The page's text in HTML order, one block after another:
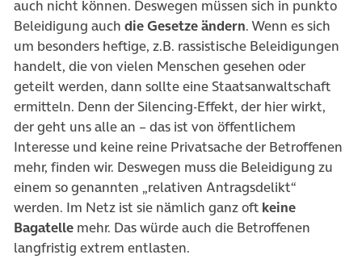
auch nicht können. Deswegen müssen sich in punkto
Beleidigung auch die Gesetze ändern. Wenn es sich
um besonders heftige, z.B. rassistische Beleidigungen
handelt, die von vielen Menschen gesehen oder
geteilt werden, dann sollte eine Staatsanwaltschaft
ermitteln. Denn der Silencing-Effekt, der hier wirkt,
der geht uns alle an – das ist von öffentlichem
Interesse und keine reine Privatsache der Betroffenen
mehr, finden wir. Deswegen muss die Beleidigung zu
einem so genannten „relativen Antragsdelikt“
werden. Im Netz ist sie nämlich ganz oft keine
Bagatelle mehr. Das würde auch die Betroffenen
langfristig extrem entlasten.